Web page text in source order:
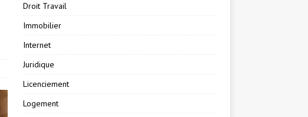
Droit Travail
Immobilier
Internet
Juridique
Licenciement
Logement